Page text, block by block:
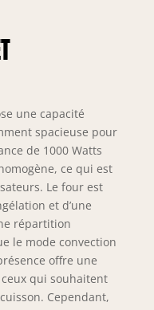
une capacité
spacieuse pour
de 1000 Watts
ce qui est
Le four est
et d’une
répartition
le mode convection
offre une
qui souhaitent
Cependant,